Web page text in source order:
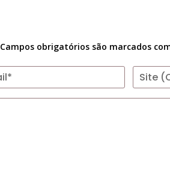
Campos obrigatórios são marcados